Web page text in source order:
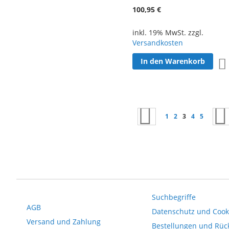
100,95 €
inkl. 19% MwSt. zzgl.
Versandkosten
In den Warenkorb
Seite
Seite
ZurückSeite
1 Seite
2 Sie lesen
3 Seite
4 Seite
5
AGB
Versand und Zahlung
Suchbegriffe
Datenschutz und
Bestellungen und